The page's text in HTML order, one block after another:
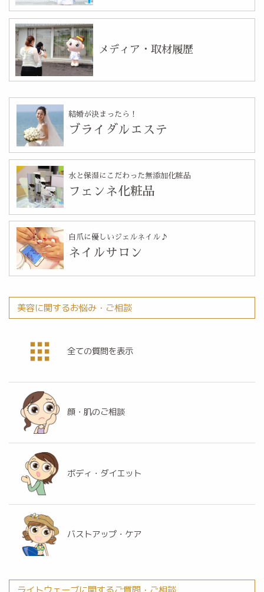
美容に関するお悩み・ご相談
全ての質問を表示
顔・肌のご相談
ボディ・ダイエット
バストアップ・ケア
メディア・取材履歴
結婚が決まったら！
ブライダルエステ
水と保湿にこだわった無添加化粧品
フェンネ化粧品
自爪に優しいジェルネイル♪
ネイルサロン